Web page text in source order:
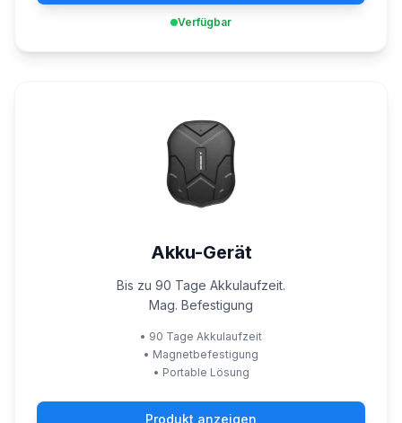
Verfügbar
Akku-Gerät
Bis zu 90 Tage Akkulaufzeit.
Mag. Befestigung
• 90 Tage Akkulaufzeit
• Magnetbefestigung
• Portable Lösung
Produkt anzeigen